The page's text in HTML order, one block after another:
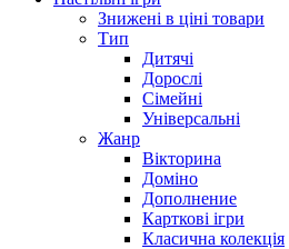
Знижені в ціні товари
Тип
Дитячі
Дорослі
Сімейні
Універсальні
Жанр
Вікторина
Доміно
Дополнение
Карткові ігри
Класична колекція